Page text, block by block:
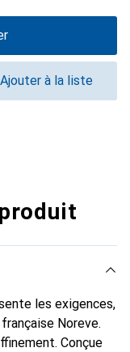
Ajouter à la liste
les exigences,
Noreve.
Conçue